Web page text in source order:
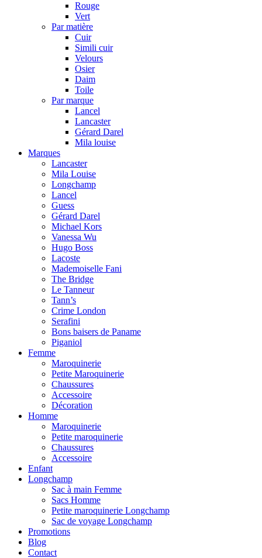
Rouge
Vert
Par matière
Cuir
Simili cuir
Velours
Osier
Daim
Toile
Par marque
Lancel
Lancaster
Gérard Darel
Mila louise
Marques
Lancaster
Mila Louise
Longchamp
Lancel
Guess
Gérard Darel
Michael Kors
Vanessa Wu
Hugo Boss
Lacoste
Mademoiselle Fani
The Bridge
Le Tanneur
Tann’s
Crime London
Serafini
Bons baisers de Paname
Piganiol
Femme
Maroquinerie
Petite Maroquinerie
Chaussures
Accessoire
Décoration
Homme
Maroquinerie
Petite maroquinerie
Chaussures
Accessoire
Enfant
Longchamp
Sac à main Femme
Sacs Homme
Petite maroquinerie Longchamp
Sac de voyage Longchamp
Promotions
Blog
Contact